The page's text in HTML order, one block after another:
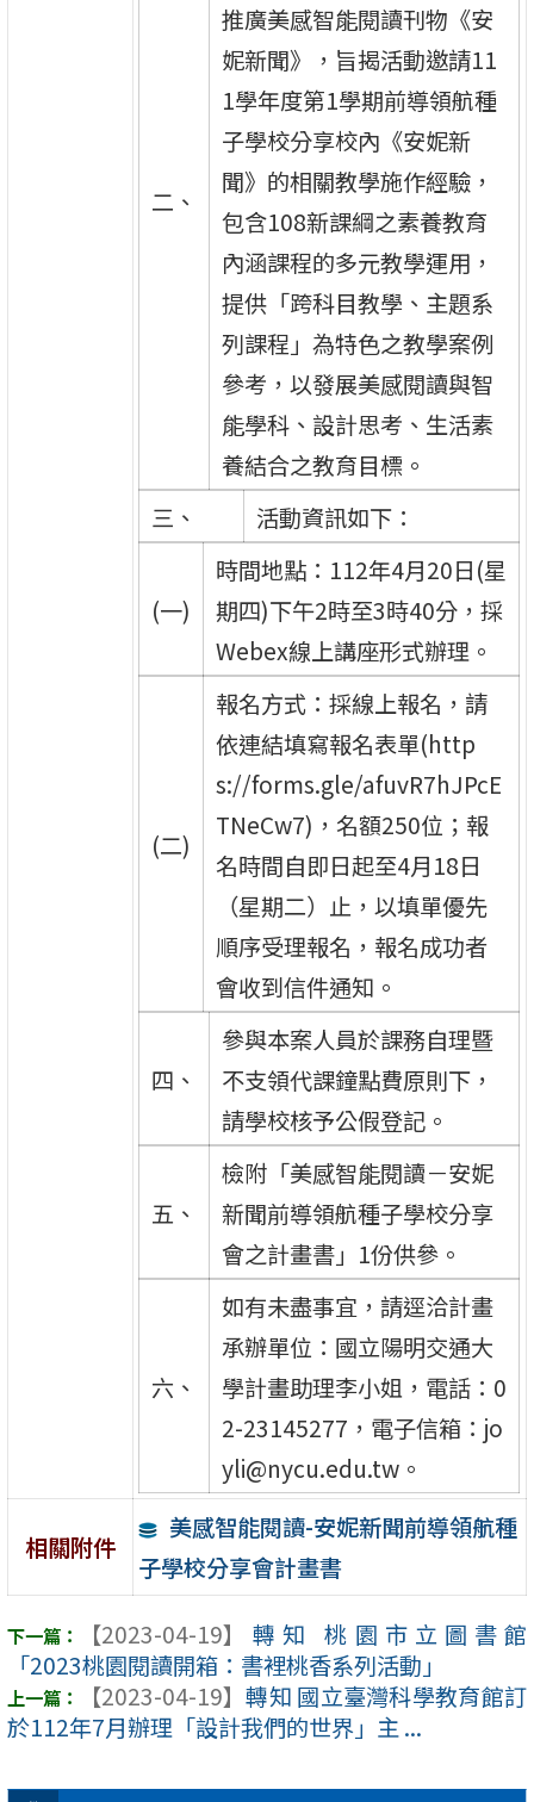
二、
推廣美感智能閱讀刊物《安
妮新聞》，旨揭活動邀請11
1學年度第1學期前導領航種
子學校分享校內《安妮新
聞》的相關教學施作經驗，
包含108新課綱之素養教育
內涵課程的多元教學運用，
提供「跨科目教學、主題系
列課程」為特色之教學案例
參考，以發展美感閱讀與智
能學科、設計思考、生活素
養結合之教育目標。
三、
活動資訊如下：
(一)
時間地點：112年4月20日(星
期四)下午2時至3時40分，採
Webex線上講座形式辦理。
(二)
報名方式：採線上報名，請
依連結填寫報名表單(http
s://forms.gle/afuvR7hJPcE
TNeCw7)，名額250位；報
名時間自即日起至4月18日
（星期二）止，以填單優先
順序受理報名，報名成功者
會收到信件通知。
四、
參與本案人員於課務自理暨
不支領代課鐘點費原則下，
請學校核予公假登記。
五、
檢附「美感智能閱讀－安妮
新聞前導領航種子學校分享
會之計畫書」1份供參。
六、
如有未盡事宜，請逕洽計畫
承辦單位：國立陽明交通大
學計畫助理李小姐，電話：0
2-23145277，電子信箱：jo
yli@nycu.edu.tw。
相關附件
美感智能閱讀-安妮新聞前導領航種
子學校分享會計畫書
【2023-04-19】
轉知 桃園市立圖書館
「2023桃園閱讀開箱：書裡桃香系列活動」
【2023-04-19】 轉知 國立臺灣科學教育館訂
於112年7月辦理「設計我們的世界」主 ...